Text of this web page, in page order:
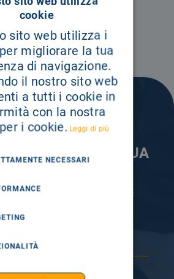
CURA DELLA TUA
CANALI PER RESTARE
cookie
sito web utilizza i
migliorare la tua
di navigazione.
il nostro sito web
a tutti i cookie in
con la nostra
i cookie. Leggi di più
NECESSARI